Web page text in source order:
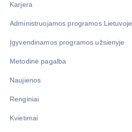
Karjera
Administruojamos programos Lietuvoje
Įgyvendinamos programos užsienyje
Metodinė pagalba
Naujienos
Renginiai
Kvietimai